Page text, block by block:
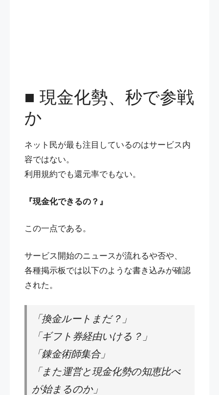
■ 現金化勢、秒で参戦
か
ネット民が最も注目しているのはサービス内
容ではない。
利用規約でも還元率でもない。
『現金化できるの？』
この一点である。
サービス開始のニュースが流れるや否や、
各種掲示板では以下のような書き込みが確認
された。
「換金ルートまだ？」
「ギフト券経由いける？」
「錬金術師集合」
「また運営と現金化勢の知恵比べ
が始まるのか」